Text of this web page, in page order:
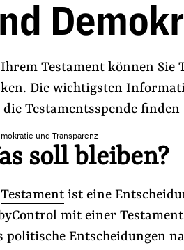
Testament können
Die wichtigsten
Testamentsspende finden
und Transparenz
soll bleiben?
Testament ist eine
mit einer
politische Entscheidungen